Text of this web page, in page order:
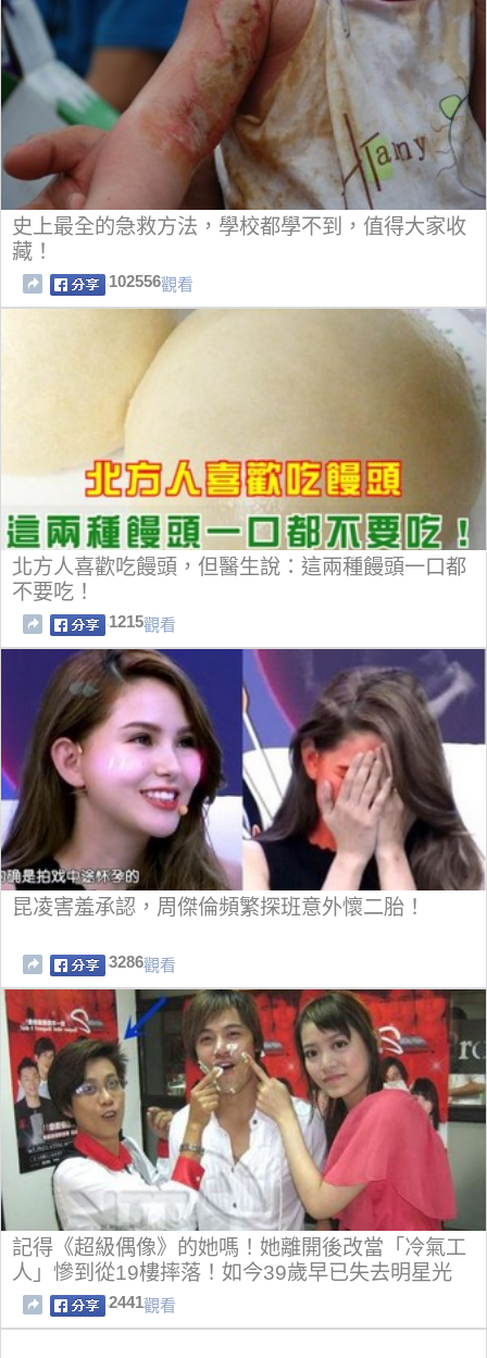
史上最全的急救方法，學校都學不到，值得大家收
藏！
102556觀看
北方人喜歡吃饅頭，但醫生說：這兩種饅頭一口都
不要吃！
1215觀看
昆凌害羞承認，周傑倫頻繁探班意外懷二胎！
3286觀看
記得《超級偶像》的她嗎！她離開後改當「冷氣工
人」慘到從19樓摔落！如今39歲早已失去明星光
環！
2441觀看